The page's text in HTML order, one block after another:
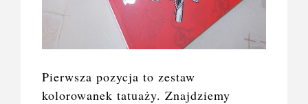
Pierwsza pozycja to zestaw
kolorowanek tatuaży. Znajdziemy